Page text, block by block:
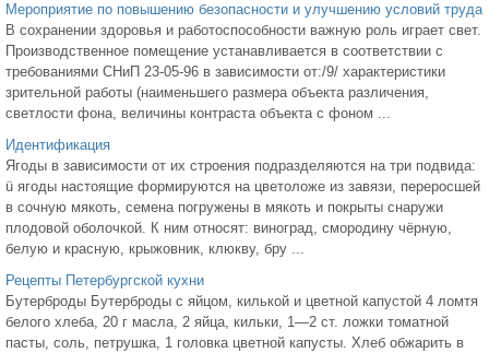
Мероприятие по повышению безопасности и улучшению условий труда
В сохранении здоровья и работоспособности важную роль играет свет.
Производственное помещение устанавливается в соответствии с
требованиями СНиП 23-05-96 в зависимости от:/9/ характеристики
зрительной работы (наименьшего размера объекта различения,
светлости фона, величины контраста объекта с фоном ...
Идентификация
Ягоды в зависимости от их строения подразделяются на три подвида:
ü ягоды настоящие формируются на цветоложе из завязи, переросшей
в сочную мякоть, семена погружены в мякоть и покрыты снаружи
плодовой оболочкой. К ним относят: виноград, смородину чёрную,
белую и красную, крыжовник, клюкву, бру ...
Рецепты Петербургской кухни
Бутерброды Бутерброды с яйцом, килькой и цветной капустой 4 ломтя
белого хлеба, 20 г масла, 2 яйца, кильки, 1—2 ст. ложки томатной
пасты, соль, петрушка, 1 головка цветной капусты. Хлеб обжарить в